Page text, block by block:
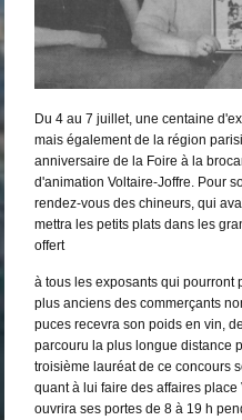
Du 4 au 7 juillet, une centaine
mais également de la région
anniversaire de la Foire à la
d'animation Voltaire-Joffre. Pour
rendez-vous des chineurs, qui
mettra les petits plats dans les
offert
à tous les exposants qui pourront
plus anciens des commerçants
puces recevra son poids en vin,
parcouru la plus longue distance
troisième lauréat de ce concours
quant à lui faire des affaires
ouvrira ses portes de 8 à 19 h